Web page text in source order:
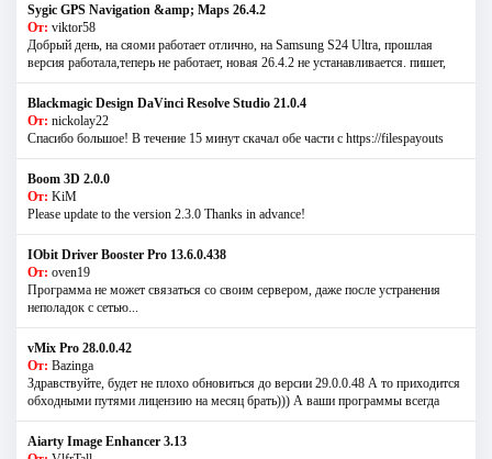
Sygic GPS Navigation &amp; Maps 26.4.2
От: viktor58
Добрый день, на сяоми работает отлично, на Samsung S24 Ultra, прошлая
версия работала,теперь не работает, новая 26.4.2 не устанавливается. пишет,
Blackmagic Design DaVinci Resolve Studio 21.0.4
От: nickolay22
Спасибо большое! В течение 15 минут скачал обе части с https://filespayouts
Boom 3D 2.0.0
От: KiM
Please update to the version 2.3.0 Thanks in advance!
IObit Driver Booster Pro 13.6.0.438
От: oven19
Программа не может связаться со своим сервером, даже после устранения
неполадок с сетью...
vMix Pro 28.0.0.42
От: Bazinga
Здравствуйте, будет не плохо обновиться до версии 29.0.0.48 А то приходится
обходными путями лицензию на месяц брать))) А ваши программы всегда
Aiarty Image Enhancer 3.13